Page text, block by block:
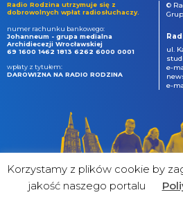
Radio Rodzina utrzymuje się z
dobrowolnych wpłat radiosłuchaczy.
numer rachunku bankowego:
Johanneum - grupa medialna
Archidiecezji Wrocławskiej
69 1600 1462 1813 6262 6000 0001
wpłaty z tytułem:
DAROWIZNA NA RADIO RODZINA
©
ul.
e-
e-
Korzystamy z plików cookie by
jakość naszego portalu